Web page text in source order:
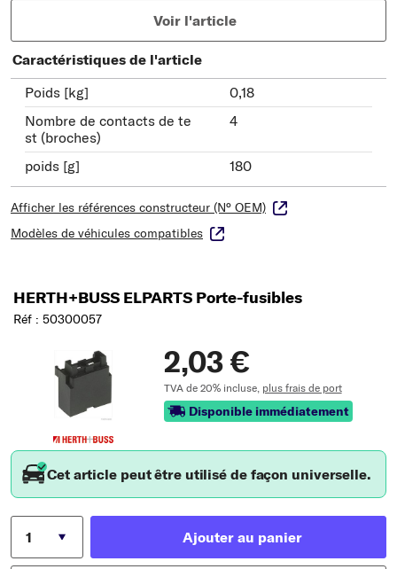
Voir l'article
Caractéristiques de l'article
Poids [kg]
0,18
Nombre de contacts de te
st (broches)
4
poids [g] 180
Afficher les références constructeur (N° OEM)
Modèles de véhicules compatibles
HERTH+BUSS ELPARTS Porte-fusibles
Réf : 50300057
2,03 €
TVA de 20% incluse, plus frais de port
Disponible immédiatement
Cet article peut être utilisé de façon universelle.
Ajouter au panier